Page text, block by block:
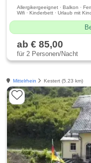
Allergikergeeignet · Balkon ·
Wifi · Kinderbett · Urlaub mit
ab € 85,00
für 2 Personen/Nacht
Mittelrhein Kestert (5.23 km)